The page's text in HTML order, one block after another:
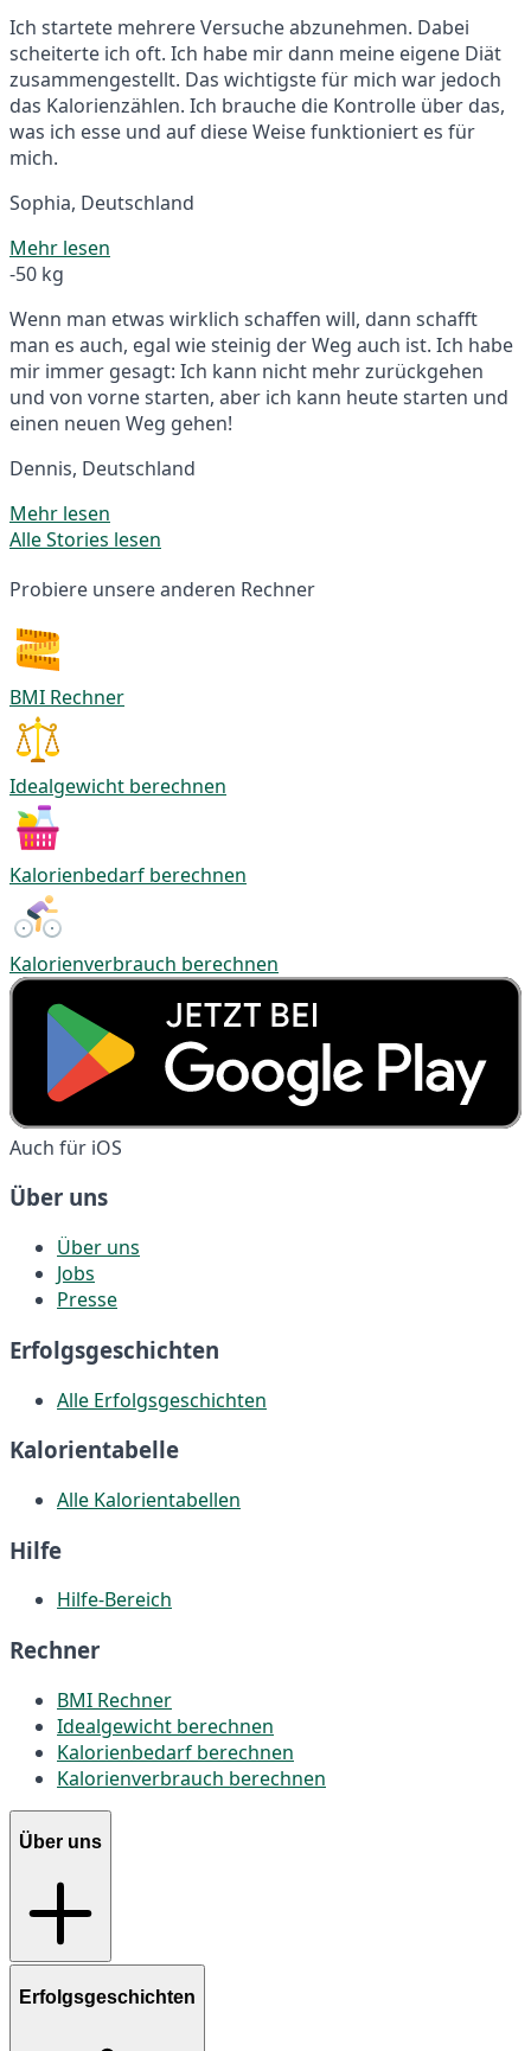
Ich startete mehrere Versuche abzunehmen. Dabei
scheiterte ich oft. Ich habe mir dann meine eigene Diät
zusammengestellt. Das wichtigste für mich war jedoch
das Kalorienzählen. Ich brauche die Kontrolle über das,
was ich esse und auf diese Weise funktioniert es für
mich.
Sophia, Deutschland
Mehr lesen
-50 kg
Wenn man etwas wirklich schaffen will, dann schafft
man es auch, egal wie steinig der Weg auch ist. Ich habe
mir immer gesagt: Ich kann nicht mehr zurückgehen
und von vorne starten, aber ich kann heute starten und
einen neuen Weg gehen!
Dennis, Deutschland
Mehr lesen
Alle Stories lesen
Probiere unsere anderen Rechner
BMI Rechner
Idealgewicht berechnen
Kalorienbedarf berechnen
Kalorienverbrauch berechnen
Auch für iOS
Über uns
Über uns
Jobs
Presse
Erfolgsgeschichten
Alle Erfolgsgeschichten
Kalorientabelle
Alle Kalorientabellen
Hilfe
Hilfe-Bereich
Rechner
BMI Rechner
Idealgewicht berechnen
Kalorienbedarf berechnen
Kalorienverbrauch berechnen
Über uns
Erfolgsgeschichten